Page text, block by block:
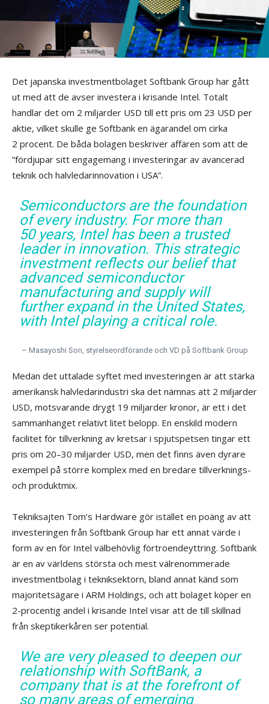
Det japanska investmentbolaget Softbank Group har gått
ut med att de avser investera i krisande Intel. Totalt
handlar det om 2 miljarder USD till ett pris om 23 USD per
aktie, vilket skulle ge Softbank en ägarandel om cirka
2 procent. De båda bolagen beskriver affären som att de
”fördjupar sitt engagemang i investeringar av avancerad
teknik och halvledarinnovation i USA”.
Semiconductors are the foundation
of every industry. For more than
50 years, Intel has been a trusted
leader in innovation. This strategic
investment reflects our belief that
advanced semiconductor
manufacturing and supply will
further expand in the United States,
with Intel playing a critical role.
– Masayoshi Son, styrelseordförande och VD på Softbank Group
Medan det uttalade syftet med investeringen är att stärka
amerikansk halvledarindustri ska det nämnas att 2 miljarder
USD, motsvarande drygt 19 miljarder kronor, är ett i det
sammanhanget relativt litet belopp. En enskild modern
facilitet för tillverkning av kretsar i spjutspetsen tingar ett
pris om 20–30 miljarder USD, men det finns även dyrare
exempel på större komplex med en bredare tillverknings-
och produktmix.
Tekniksajten Tom’s Hardware gör istället en poäng av att
investeringen från Softbank Group har ett annat värde i
form av en för Intel välbehövlig förtroendeyttring. Softbank
är en av världens största och mest välrenommerade
investmentbolag i tekniksektorn, bland annat känd som
majoritetsägare i ARM Holdings, och att bolaget köper en
2-procentig andel i krisande Intel visar att de till skillnad
från skeptikerkåren ser potential.
We are very pleased to deepen our
relationship with SoftBank, a
company that is at the forefront of
so many areas of emerging